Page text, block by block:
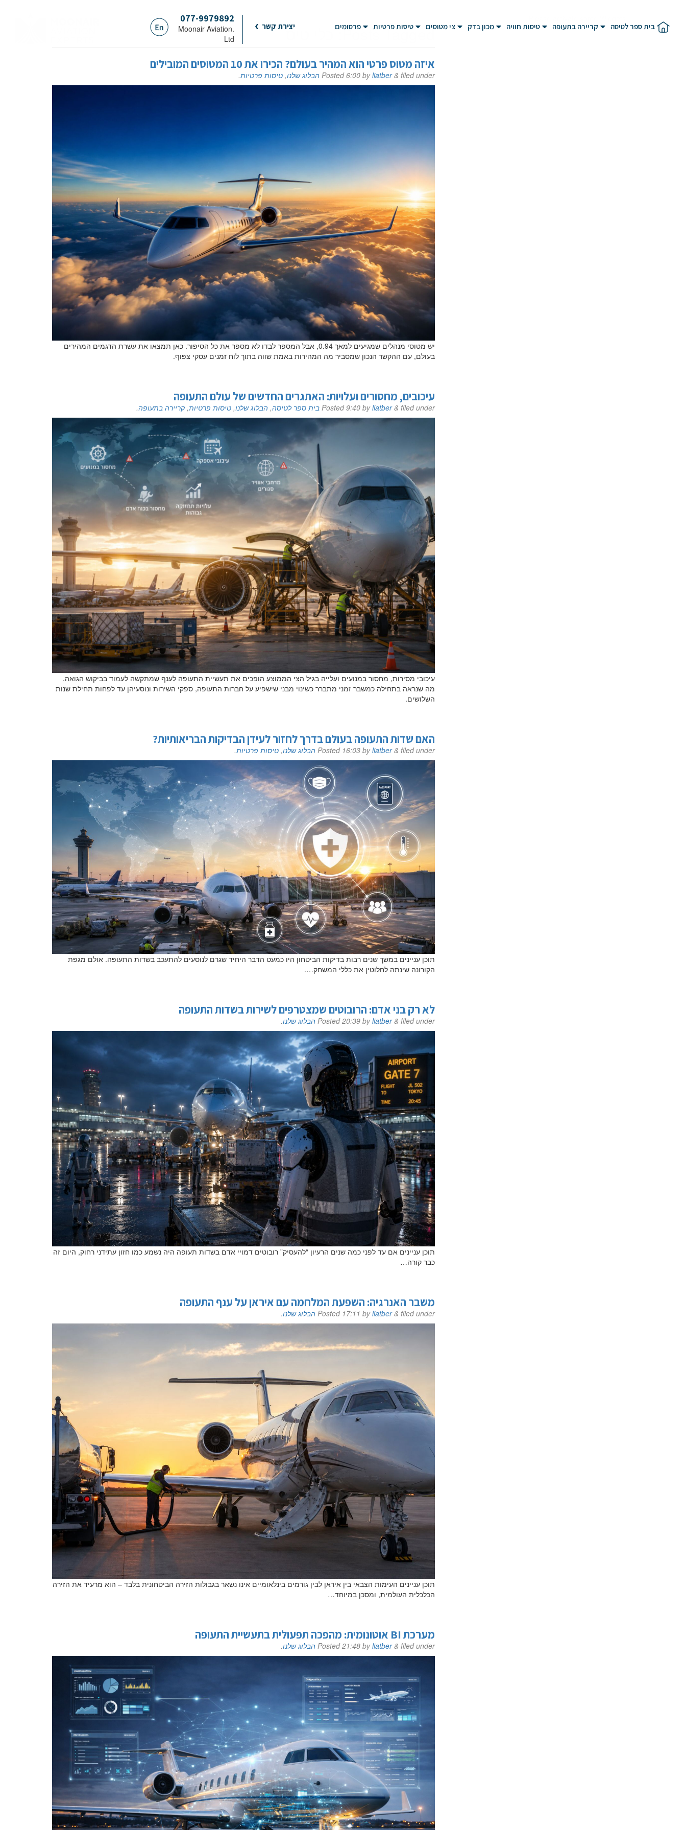
בית ספר לטיסה קריירה בתעופה טיסות חוויה מכון בדק צי מטוסים טיסות פרטיות פרסומים יצירת קשר
077-9979892
.Moonair Aviation
Ltd
Posts Tagged:כלי טיס
איזה מטוס פרטי הוא המהיר בעולם? הכירו את 10 המטוסים המובילים
Posted6:00 byliatber & filed under הבלוג שלנו, טיסות פרטיות.
יש מטוסי מנהלים שמגיעים למאך 0.94, אבל המספר לבדו לא מספר את כל הסיפור. כאן תמצאו את עשרת הדגמים המהירים
בעולם, עם ההקשר הנכון שמסביר מה המהירות באמת שווה בתוך לוח זמנים עסקי צפוף.
עיכובים, מחסורים ועלויות: האתגרים החדשים של עולם התעופה
Posted9:40 byliatber & filed under בית ספר לטיסה, הבלוג שלנו, טיסות פרטיות, קריירה בתעופה.
עיכובי מסירות, מחסור במנועים ועלייה בגיל הצי הממוצע הופכים את תעשיית התעופה לענף שמתקשה לעמוד בביקוש הגואה.
מה שנראה בתחילה כמשבר זמני מתברר כשינוי מבני שישפיע על חברות התעופה, ספקי השירות ונוסעיהן עד לפחות תחילת שנות
השלושים.
האם שדות התעופה בעולם בדרך לחזור לעידן הבדיקות הבריאותיות?
Posted 16:03 byliatber & filed under הבלוג שלנו, טיסות פרטיות.
תוכן עניינים במשך שנים רבות בדיקות הביטחון היו כמעט הדבר היחיד שגרם לנוסעים להתעכב בשדות התעופה. אולם מגפת
הקורונה שינתה לחלוטין את כללי המשחק….
לא רק בני אדם: הרובוטים שמצטרפים לשירות בשדות התעופה
Posted20:39 byliatber & filed under הבלוג שלנו.
תוכן עניינים אם עד לפני כמה שנים הרעיון “להעסיק” רובוטים דמויי אדם בשדות תעופה היה נשמע כמו חזון עתידני רחוק, היום זה
כבר קורה…
משבר האנרגיה: השפעת המלחמה עם איראן על ענף התעופה
Posted 17:11 byliatber & filed under הבלוג שלנו.
תוכן עניינים העימות הצבאי בין איראן לבין גורמים בינלאומיים אינו נשאר בגבולות הזירה הביטחונית בלבד – הוא מרעיד את הזירה
הכלכלית העולמית, ומסכן במיוחד…
מערכת BI אוטונומית: מהפכה תפעולית בתעשיית התעופה
Posted21:48 byliatber & filed under הבלוג שלנו.
שם פרטי שם משפחה
דוא"ל טלפון
הערות ושאלות
שלח הודעה